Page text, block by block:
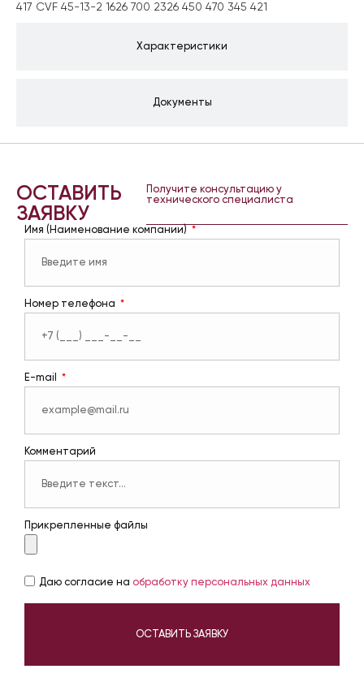
Характеристики
Документы
417 CVF 45-13-2 1626 700 2326 450 470 345 421
ОСТАВИТЬ
ЗАЯВКУ
Получите консультацию у
технического специалиста
Имя (Наименование компании)
Номер телефона
E-mail
Комментарий
Прикрепленные файлы
Даю согласие на обработку персональных данных
ОСТАВИТЬ ЗАЯВКУ